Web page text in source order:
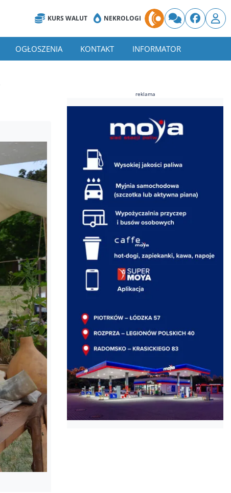
KURS WALUT NEKROLOGI
OGŁOSZENIA KONTAKT INFORMATOR
reklama